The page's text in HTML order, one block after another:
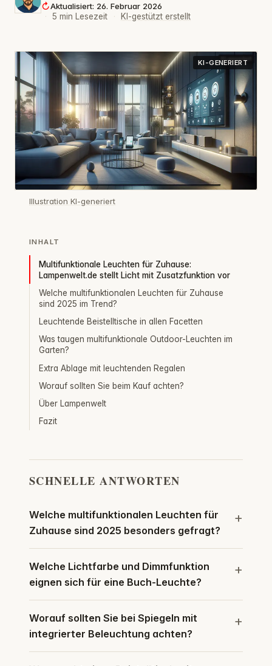
Aktualisiert: 26. Februar 2026
·
5 min Lesezeit · KI-gestützt erstellt
KI-GENERIERT
Illustration KI-generiert
INHALT
Multifunktionale Leuchten für Zuhause:
Lampenwelt.de stellt Licht mit Zusatzfunktion vor
Welche multifunktionalen Leuchten für Zuhause
sind 2025 im Trend?
Leuchtende Beistelltische in allen Facetten
Was taugen multifunktionale Outdoor-Leuchten im
Garten?
Extra Ablage mit leuchtenden Regalen
Worauf sollten Sie beim Kauf achten?
Über Lampenwelt
Fazit
SCHNELLE ANTWORTEN
Welche multifunktionalen Leuchten für
Zuhause sind 2025 besonders gefragt?
Welche Lichtfarbe und Dimmfunktion
eignen sich für eine Buch-Leuchte?
Worauf sollten Sie bei Spiegeln mit
integrierter Beleuchtung achten?